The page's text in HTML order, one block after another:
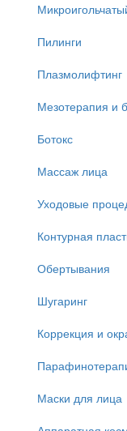
Пилинги
Плазмолифтинг
Мезотерапия и
Ботокс
Массаж лица
Уходовые
Контурная
Обертывания
Шугаринг
Коррекция и
Маски для лица